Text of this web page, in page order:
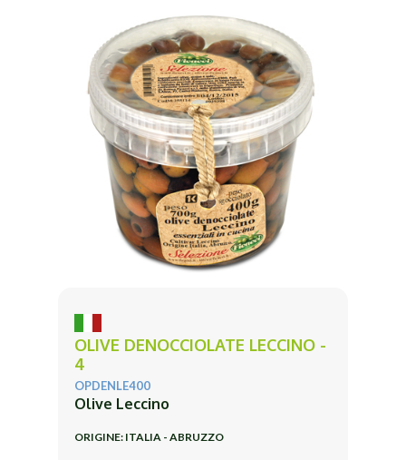
OLIVE DENOCCIOLATE LECCINO -
4
OPDENLE400
Olive Leccino
ORIGINE: ITALIA - ABRUZZO